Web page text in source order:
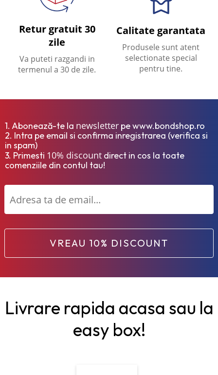
Retur gratuit 30
zile
Va puteti razgandi in
termenul a 30 de zile.
Calitate garantata
Produsele sunt atent
selectionate special
pentru tine.
1. Abonează-te la newsletter pe www.bondshop.ro
2. Intra pe email si confirma inregistrarea (verifica si
in spam)
3. Primesti 10% discount direct in cos la toate
comenziile din contul tau!
VREAU 10% DISCOUNT
Livrare rapida acasa sau la
easy box!